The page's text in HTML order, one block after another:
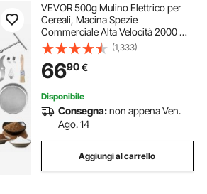
VEVOR 500g Mulino Elettrico per
Cereali, Macina Spezie
Commerciale Alta Velocità 2000 W,
Macchina Polverizzazione in
Acciaio Inox, per Cereali Secchi,
Spezie, Caffè, Mais, Pepe, Tipo
Oscillante
(1,333)
6690€
Disponibile
Consegna:non appena Ven.
Ago. 14
Aggiungi al carrello